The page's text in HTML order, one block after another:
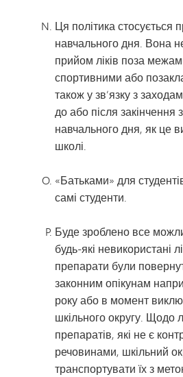
Ця політика стосується
навчального дня. Вона
прийом ліків поза
спортивними або
також у зв’язку з
до або після закінчення
навчального дня, як це
школі.
«Батьками» для
самі студенти.
Буде зроблено все
будь-які невикористані
препарати були
законним опікунам
року або в момент
шкільного округу. Щодо
препаратів, які не є
речовинами, шкільний
транспортувати їх з